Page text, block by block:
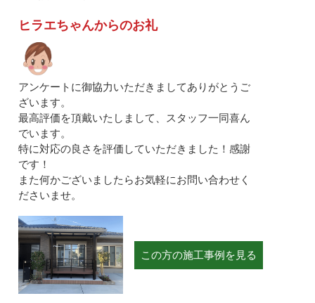
ヒラエちゃんからのお礼
アンケートに御協力いただきましてありがとうご
ざいます。
最高評価を頂戴いたしまして、スタッフ一同喜ん
でいます。
特に対応の良さを評価していただきました！感謝
です！
また何かございましたらお気軽にお問い合わせく
ださいませ。
この方の施工事例を見る